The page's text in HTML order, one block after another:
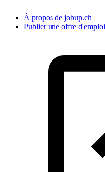
À propos de jobup.ch
Publier une offre d'emploi